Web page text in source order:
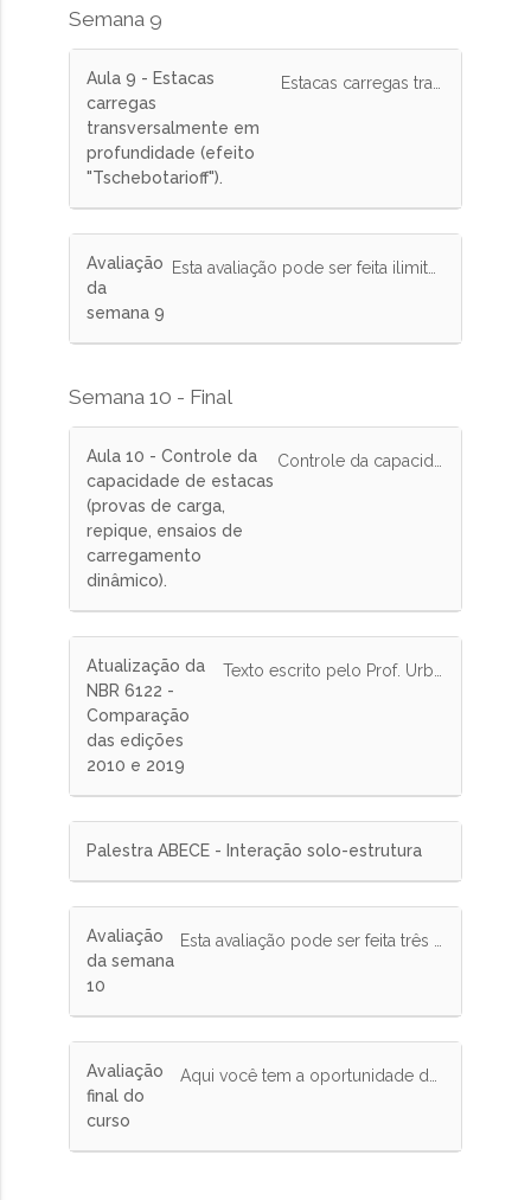
Semana 9
Aula 9 - Estacas
carregas
transversalmente em
profundidade (efeito
"Tschebotarioff").
Avaliação
da
semana 9
Esta avaliação pode ser feita ilimitadas vezes e tem peso de 10% na nota final.
Semana 10 - Final
Aula 10 - Controle da
capacidade de estacas
(provas de carga,
repique, ensaios de
carregamento
dinâmico).
Atualização da
NBR 6122 -
Comparação
das edições
2010 e 2019
Palestra ABECE - Interação solo-estrutura
Avaliação
da semana
10
Avaliação
final do
curso